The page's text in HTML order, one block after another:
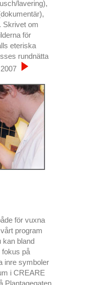
lavering),
Skrivet om
för
eteriska
rundnätta
för vuxna
program
kan bland
fokus på
inre symboler
i CREARE